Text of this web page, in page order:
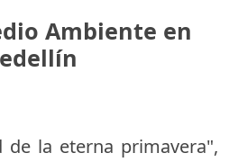
Ambiente en
de la eterna primavera",